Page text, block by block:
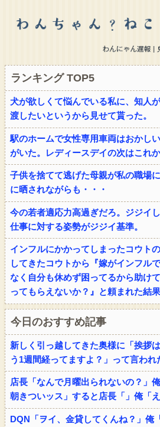
ランキング TOP5
犬が欲しくて悩んでいる私に、知人
渡したいというから見せて貰った。
駅のホームで女性専用車両はおかし
がいた。レディースデイの次はこれか
子供を捨てて逃げた母親が私の職場
に晒されながらも・・・
今の若者適応力高過ぎだろ。ジジイ
仕事に対する姿勢がジジイ基準。
インフルにかかってしまったコウト
してきたコウトから『嫁がインフル
なく自分も休めず困ってるから助け
ってもらえないか？』と頼まれた結
今日のおすすめ記事
新しく引っ越してきた奥様に「挨拶
う1週間経ってますよ？」って言われ
店長「なんで月曜出られないの？」
朝きついッス」すると店長「」俺
DQN「ヲイ、金貸してくんね？」俺